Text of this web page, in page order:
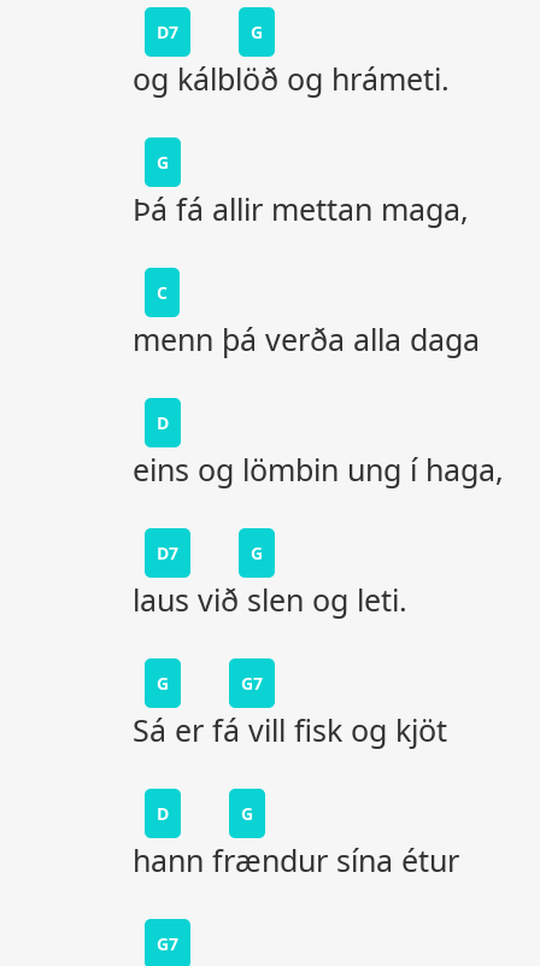
D7 G
og kálblöð og hrámeti.
G
Þá fá allir mettan maga,
C
menn þá verða alla daga
D
eins og lömbin ung í haga,
D7 G
laus við slen og leti.
G G7
Sá er fá vill fisk og kjöt
D G
hann frændur sína étur
G7